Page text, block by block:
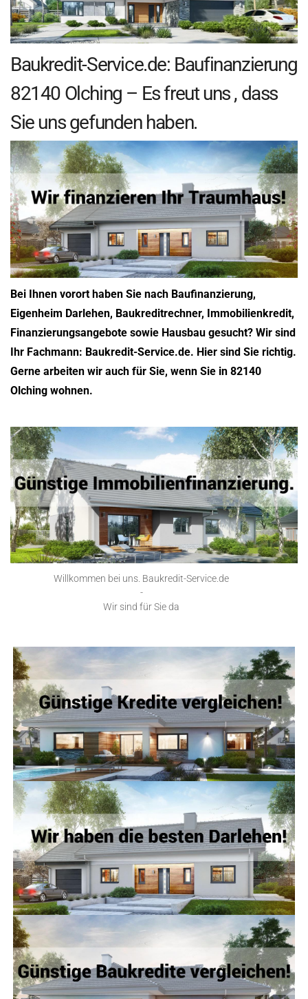
Baukredit-Service.de: Baufinanzierung
82140 Olching – Es freut uns , dass
Sie uns gefunden haben.
Bei Ihnen vorort haben Sie nach Baufinanzierung,
Eigenheim Darlehen, Baukreditrechner, Immobilienkredit,
Finanzierungsangebote sowie Hausbau gesucht? Wir sind
Ihr Fachmann: Baukredit-Service.de. Hier sind Sie richtig.
Gerne arbeiten wir auch für Sie, wenn Sie in 82140
Olching wohnen.
Willkommen bei uns. Baukredit-Service.de
-
Wir sind für Sie da